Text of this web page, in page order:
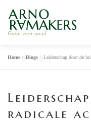
content
Gaan voor goud
HOME
RELATIE COACHING
Home »Blogs »Leiderschap door de
radicale